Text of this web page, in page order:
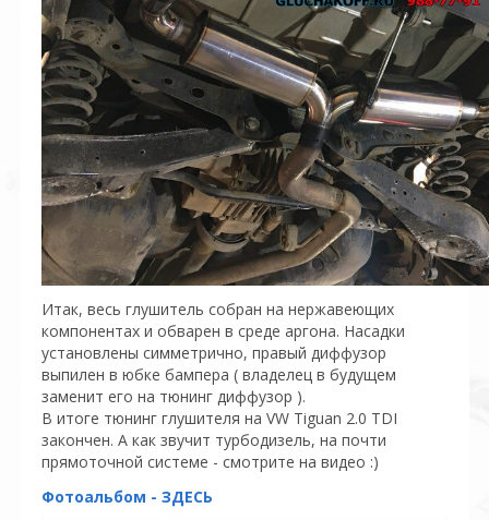
Итак, весь глушитель собран на нержавеющих
компонентах и обварен в среде аргона. Насадки
установлены симметрично, правый диффузор
выпилен в юбке бампера ( владелец в будущем
заменит его на тюнинг диффузор ).
В итоге тюнинг глушителя на VW Tiguan 2.0 TDI
закончен. А как звучит турбодизель, на почти
прямоточной системе - смотрите на видео :)
Фотоальбом - ЗДЕСЬ